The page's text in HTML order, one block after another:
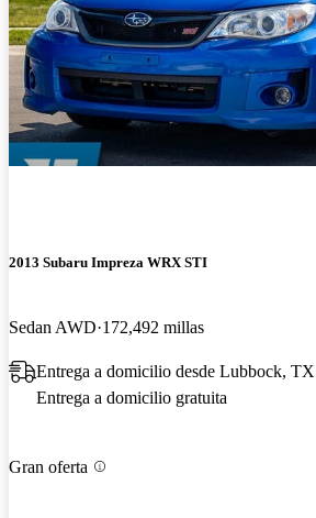
2013 Subaru Impreza WRX STI
Sedan AWD 172,492 millas
Entrega a domicilio desde Lubbock, TX
Entrega a domicilio gratuita
Gran oferta